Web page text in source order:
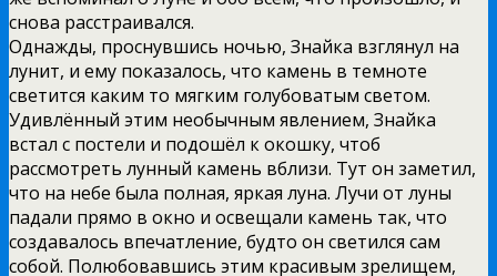
снова расстраивался.
Однажды, проснувшись ночью, Знайка взглянул на
лунит, и ему показалось, что камень в темноте
светится каким то мягким голубоватым светом.
Удивлённый этим необычным явлением, Знайка
встал с постели и подошёл к окошку, чтоб
рассмотреть лунный камень вблизи. Тут он заметил,
что на небе была полная, яркая луна. Лучи от луны
падали прямо в окно и освещали камень так, что
создавалось впечатление, будто он светился сам
собой. Полюбовавшись этим красивым зрелищем,